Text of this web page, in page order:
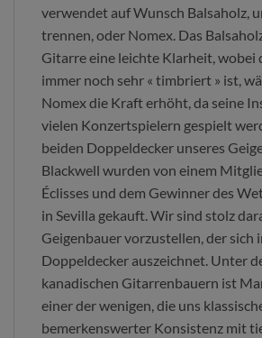
verwendet auf Wunsch Balsaholz,
trennen, oder Nomex. Das
Gitarre eine leichte Klarheit, wobei
immer noch sehr « timbriert » ist,
Nomex die Kraft erhöht, da seine
vielen Konzertspielern gespielt
beiden Doppeldecker unseres
Blackwell wurden von einem
Éclisses und dem Gewinner des
in Sevilla gekauft. Wir sind stolz
Geigenbauer vorzustellen, der sich
Doppeldecker auszeichnet. Unter
kanadischen Gitarrenbauern ist
einer der wenigen, die uns
bemerkenswerter Konsistenz mit